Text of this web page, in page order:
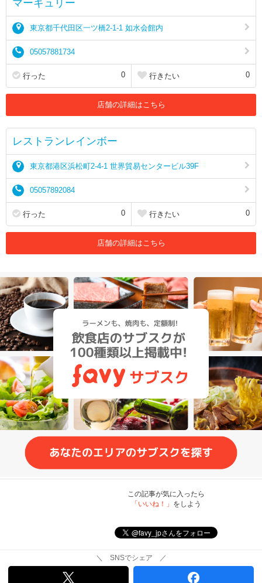
マーキュリー
東京都千代田区一ツ橋2-1-1 如水会館内
05057881734
行った 0 行きたい 0
店舗の詳細はこちら
レストランレインボー
東京都港区浜松町2-4-1 世界貿易センタービル39F
05057892084
行った 0 行きたい 0
店舗の詳細はこちら
この記事が気に入ったら
「いいね！」 をしよう
＼ SNSでシェア ／